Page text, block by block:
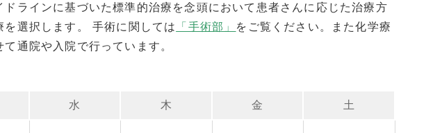
ラインに基づいた標準的治療を念頭において患者さんに応じた治療方
選択します。 手術に関しては
「手術部」 をご覧ください。また化学療
通院や入院で行っています。
水 木 金 土